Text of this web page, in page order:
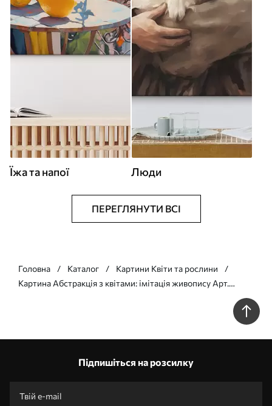
Їжа та напої Люди
ПЕРЕГЛЯНУТИ ВСІ
Головна Каталог
Картини Квіти та рослини
Картина Абстракція з квітами: імітація живопису Арт.
Підпишіться на розсилку